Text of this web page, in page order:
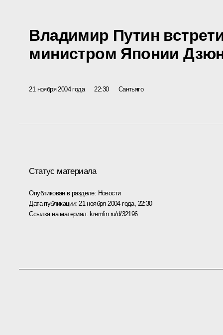
Владимир Путин
министром Японии
21 ноября 2004 года 22:30 Сантьяго
Статус материала
Опубликован в разделе: Новости
Дата публикации: 21 ноября 2004 года, 22:30
Ссылка на материал:kremlin.ru/d/32196